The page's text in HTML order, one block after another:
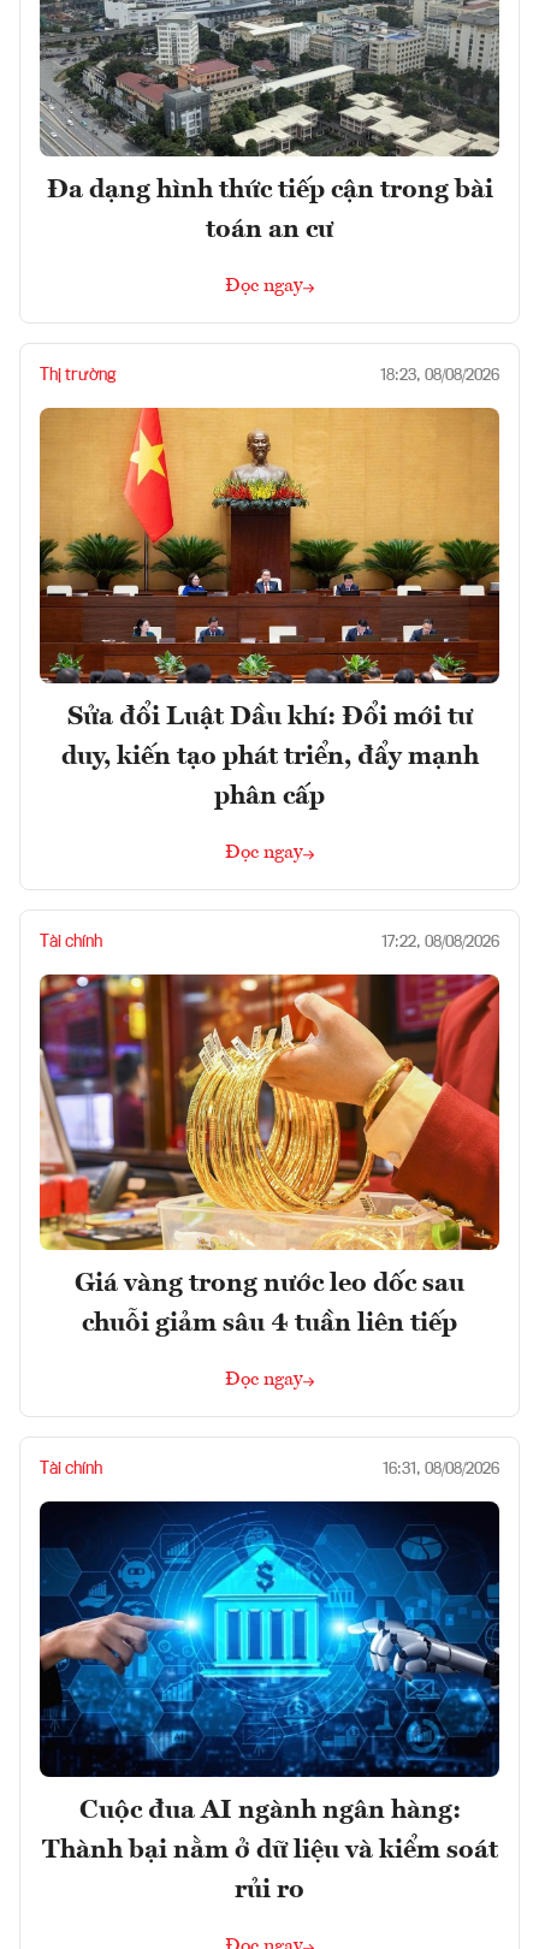
Đa dạng hình thức tiếp cận trong bài
toán an cư
Đọc ngay
Thị trường 18:23, 08/08/2026
Sửa đổi Luật Dầu khí: Đổi mới tư
duy, kiến tạo phát triển, đẩy mạnh
phân cấp
Đọc ngay
Tài chính 17:22, 08/08/2026
Giá vàng trong nước leo dốc sau
chuỗi giảm sâu 4 tuần liên tiếp
Đọc ngay
Tài chính 16:31, 08/08/2026
Cuộc đua AI ngành ngân hàng:
Thành bại nằm ở dữ liệu và kiểm soát
rủi ro